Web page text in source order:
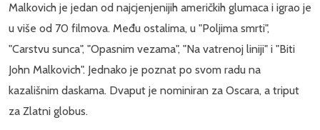
Malkovich je jedan od najcjenjenijih američkih glumaca i igrao je
u više od 70 filmova. Među ostalima, u "Poljima smrti",
"Carstvu sunca", "Opasnim vezama", "Na vatrenoj liniji" i "Biti
John Malkovich". Jednako je poznat po svom radu na
kazališnim daskama. Dvaput je nominiran za Oscara, a triput
za Zlatni globus.